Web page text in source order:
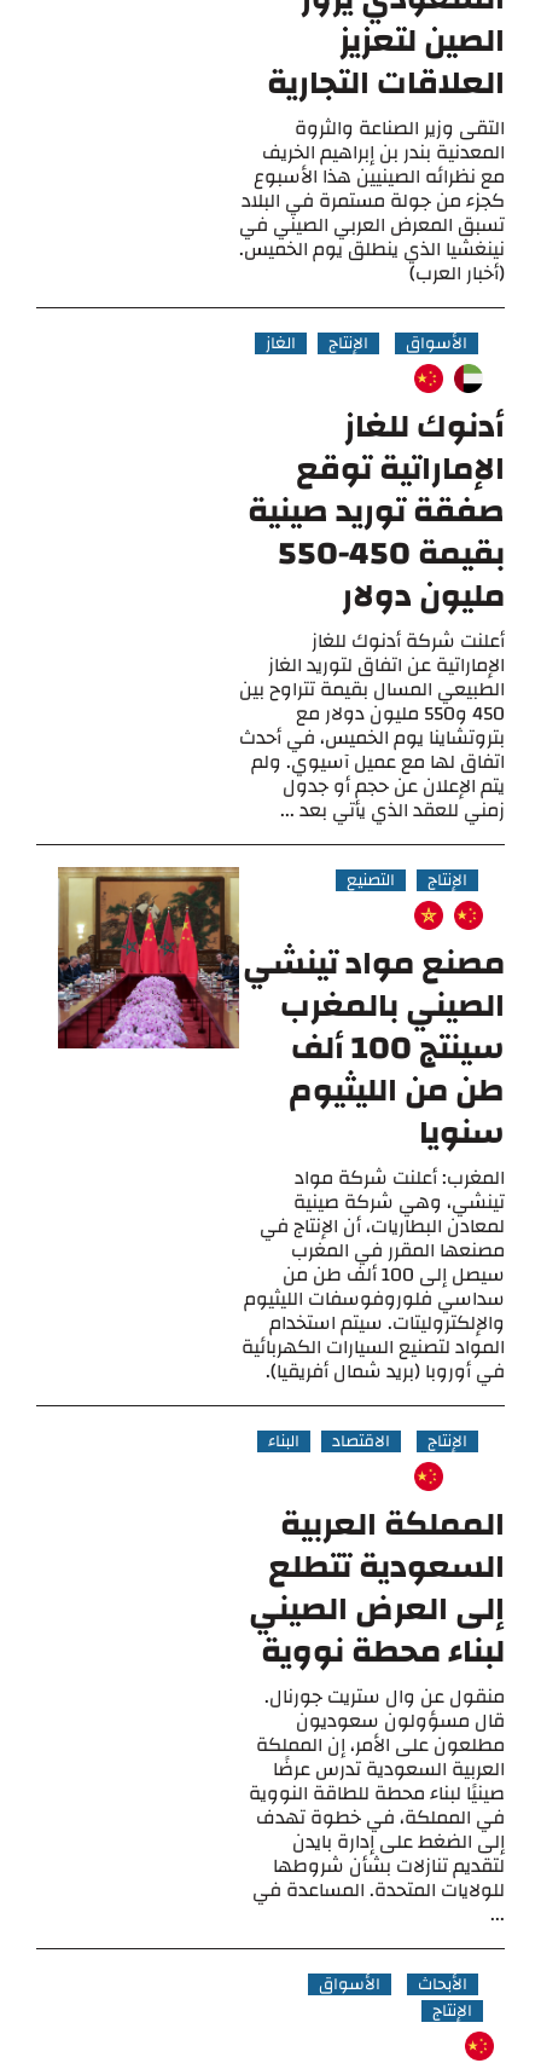
الصين لتعزيز
العلاقات التجارية
التقى وزير الصناعة والثروة
المعدنية بندر بن إبراهيم الخريف
مع نظرائه الصينيين هذا الأسبوع
كجزء من جولة مستمرة في البلاد
تسبق المعرض العربي الصيني في
نينغشيا الذي ينطلق يوم الخميس.
(أخبار العرب)
الأسواق الإنتاج الغاز
أدنوك للغاز
الإماراتية توقع
صفقة توريد صينية
بقيمة 450-550
مليون دولار
أعلنت شركة أدنوك للغاز
الإماراتية عن اتفاق لتوريد الغاز
الطبيعي المسال بقيمة تتراوح بين
450 و550 مليون دولار مع
بتروتشاينا يوم الخميس، في أحدث
اتفاق لها مع عميل آسيوي. ولم
يتم الإعلان عن حجم أو جدول
زمني للعقد الذي يأتي بعد ...
الإنتاج التصنيع
مصنع مواد تينشي
الصيني بالمغرب
سينتج 100 ألف
طن من الليثيوم
سنويا
المغرب: أعلنت شركة مواد
تينشي، وهي شركة صينية
لمعادن البطاريات، أن الإنتاج في
مصنعها المقرر في المغرب
سيصل إلى 100 ألف طن من
سداسي فلوروفوسفات الليثيوم
والإلكتروليتات. سيتم استخدام
المواد لتصنيع السيارات الكهربائية
في أوروبا (بريد شمال أفريقيا).
الإنتاج الاقتصاد البناء
المملكة العربية
السعودية تتطلع
إلى العرض الصيني
لبناء محطة نووية
منقول عن وال ستريت جورنال.
قال مسؤولون سعوديون
مطلعون على الأمر، إن المملكة
العربية السعودية تدرس عرضًا
صينيًا لبناء محطة للطاقة النووية
في المملكة، في خطوة تهدف
إلى الضغط على إدارة بايدن
لتقديم تنازلات بشأن شروطها
للولايات المتحدة. المساعدة في
...
الأبحاث
الأسواق
الإنتاج